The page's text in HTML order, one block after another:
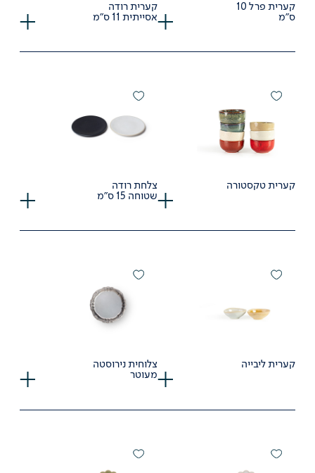
קערית פרל 10
ס"מ
קערית רודה
אסייתית 11 ס"מ
קערית טקסטורה
צלחת רודה
שטוחה 15 ס"מ
קערית ליבייה
צלוחית נירוסטה
מעוטר